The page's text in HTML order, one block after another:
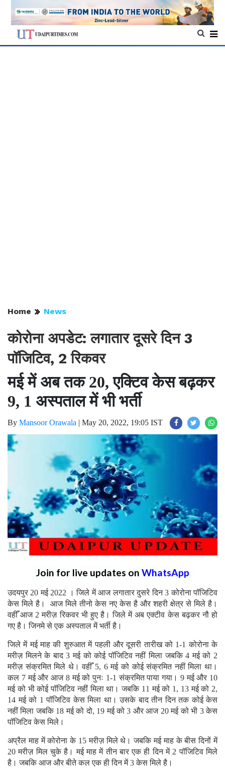
Home News
कोरोना अपडेट: लगातार दूसरे दिन 3
पॉजिटिव, 2 रिकवर
मई में अब तक 20, एक्टिव केस बढ़कर
9, 1 अस्पताल में भी भर्ती
By Mansoor Orawala | May 20, 2022, 19:05 IST
Join for live updates on WhatsApp
उदयपुर 20 मई 2022 । जिले में आज लगातार दुसरे दिन 3 कोरोना पॉजिटिव
केस मिले है। आज मिले तीनो केस नए केस है और शहरी क्षेत्र से मिले है।
वहीँ आज 2 मरीज़ रिकवर भी हुए है। जिले में अब एक्टीव केस बढ़कर नौ हो
गए है। जिनमे से एक अस्पताल में भर्ती है।
जिले में मई माह की शुरुआत में पहली और दूसरी तारीख को 1-1 कोरोना के
मरीज़ मिलने के बाद 3 मई को कोई पॉजिटिव नहीं मिला जबकि 4 मई को 2
मरीज़ संक्रमित मिले थे। वहीँ 5, 6 मई को कोई संक्रमित नहीं मिला था।
कल 7 मई और आज 8 मई को पुनः 1-1 संक्रमित पाया गया। 9 मई और 10
मई को भी कोई पॉजिटिव नहीं मिला था। जबकि 11 मई को 1, 13 मई को 2,
14 मई को 1 पॉजिटिव केस मिला था। उसके बाद तीन दिन तक कोई केस
नहीं मिला जबकि 18 मई को दो, 19 मई को 3 और आज 20 मई को भी 3 केस
पॉजिटिव केस मिले।
अप्रैल माह में कोरोना के 15 मरीज़ मिले थे। जबकि मई माह के बीस दिनों में
20 मरीज़ मिल चुके है। मई माह में तीन बार एक ही दिन में 2 पॉजिटिव मिले
है। जबकि आज और बीते कल एक ही दिन में 3 केस मिले है।